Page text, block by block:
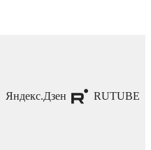
Яндекс.Дзен RUTUBE